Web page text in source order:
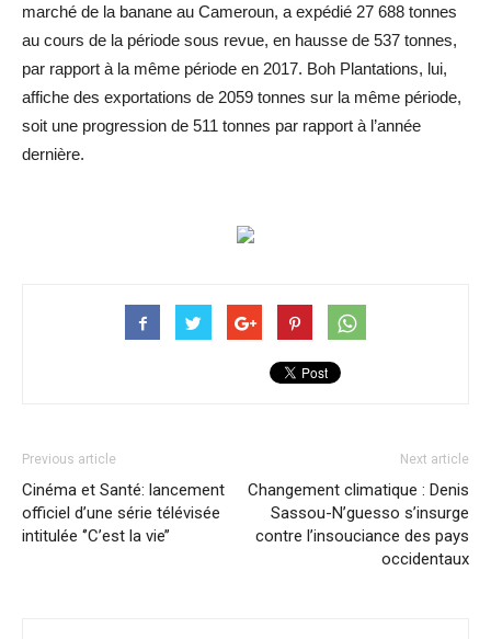
marché de la banane au Cameroun, a expédié 27 688 tonnes
au cours de la période sous revue, en hausse de 537 tonnes,
par rapport à la même période en 2017. Boh Plantations, lui,
affiche des exportations de 2059 tonnes sur la même période,
soit une progression de 511 tonnes par rapport à l’année
dernière.
Previous article
Cinéma et Santé: lancement
officiel d’une série télévisée
intitulée ‘’C’est la vie’’
Next article
Changement climatique : Denis
Sassou-N’guesso s’insurge
contre l’insouciance des pays
occidentaux